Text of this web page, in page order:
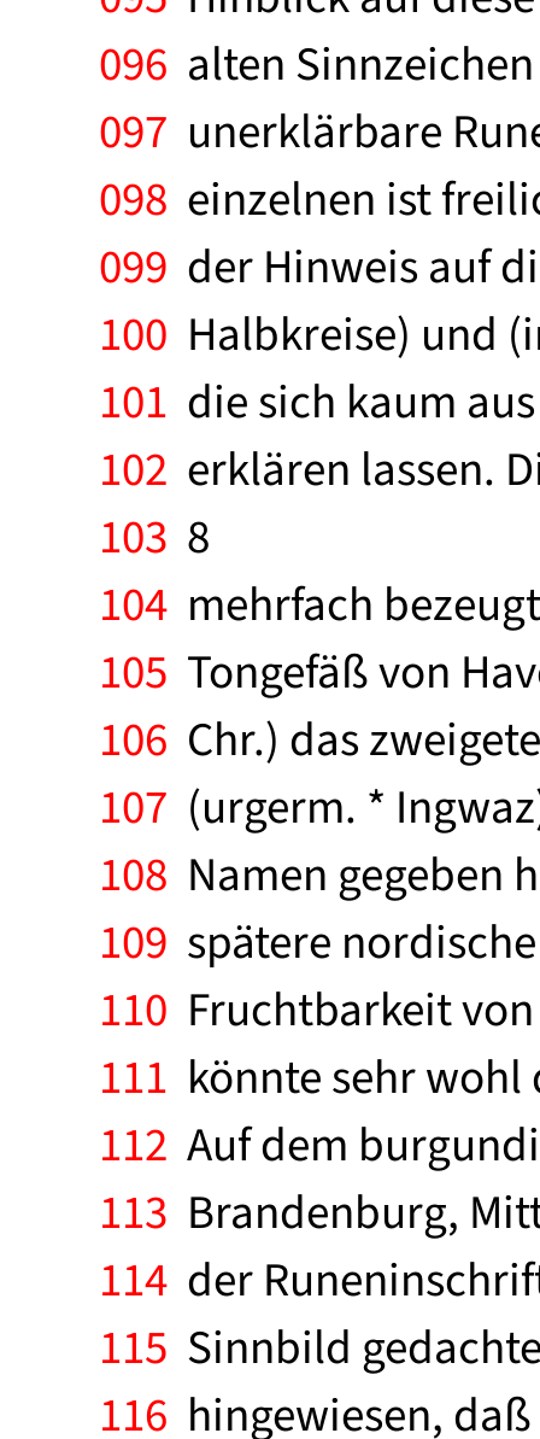
096 alten
097 unerklärbare
098 einzelnen ist
099 der Hinweis auf
100 Halbkreise) und
101 die sich kaum
102 erklären lassen.
103 8
104 mehrfach
105 Tongefäß von
106 Chr.) das
107 (urgerm. *
108 Namen gegeben
109 spätere
110 Fruchtbarkeit
111 könnte sehr wohl
112 Auf dem
113 Brandenburg,
114 der
115 Sinnbild
116 hingewiesen,